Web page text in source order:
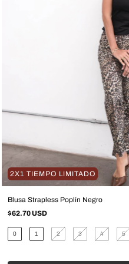
2X1 TIEMPO LIMITADO
Blusa Strapless Poplín Negro
$62.70 USD
0 1 2 3 4 5